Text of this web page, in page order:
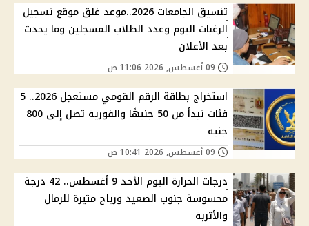
تنسيق الجامعات 2026..موعد غلق موقع تسجيل
الرغبات اليوم وعدد الطلاب المسجلين وما يحدث
بعد الأعلان
استخراج بطاقة الرقم القومي مستعجل 2026.. 5
فئات تبدأ من 50 جنيهًا والفورية تصل إلى 800
جنيه
درجات الحرارة اليوم الأحد 9 أغسطس.. 42 درجة
محسوسة جنوب الصعيد ورياح مثيرة للرمال
والأتربة